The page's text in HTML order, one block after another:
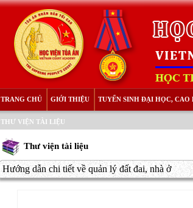
TRANG CHỦ GIỚI THIỆU TUYỂN SINH ĐẠI HỌC, CAO
THƯ VIỆN TÀI LIỆU
Thư viện tài liệu
Hướng dẫn chi tiết về quản lý đất đai, nhà ở